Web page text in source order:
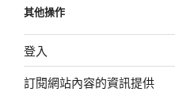
其他操作
登入
訂閱網站內容的資訊提供